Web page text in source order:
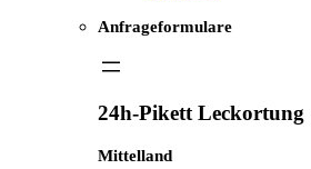
Anfrageformulare
24h-Pikett Leckortung
Mittelland